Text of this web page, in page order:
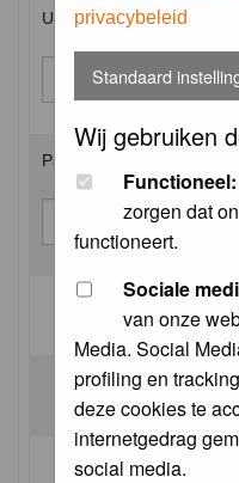
privacybeleid
Standaard
Wij gebruiken
Functioneel:
zorgen dat
functioneert.
Sociale
van onze
Media. Social
profiling en
deze cookies te
internetgedrag
social media.
Username:
Password:
Log me on
I forgot my